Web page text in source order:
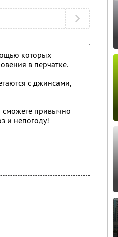
которых
в перчатке.
с джинсами,
сможете привычно
и непогоду!